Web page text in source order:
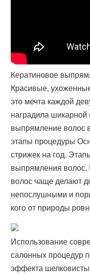
Кератиновое
Красивые,
это мечта каждой
наградила
выпрямление волос
этапы процедуры
стрижек на год.
выпрямления
волос чаще делают
непослушными и
кого от природы
Использование
салонных процедур
эффекта